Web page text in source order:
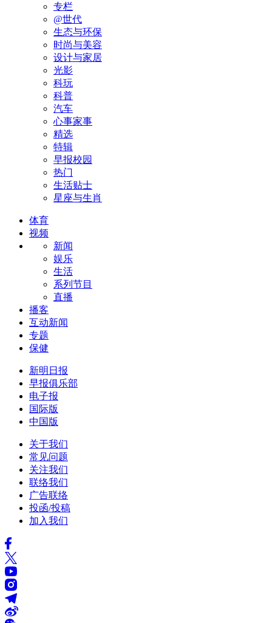
专栏
@世代
生态与环保
时尚与美容
设计与家居
光影
科玩
科普
汽车
心事家事
精选
特辑
早报校园
热门
生活贴士
星座与生肖
体育
视频
新闻
娱乐
生活
系列节目
直播
播客
互动新闻
专题
保健
新明日报
早报俱乐部
电子报
国际版
中国版
关于我们
常见问题
关注我们
联络我们
广告联络
投函/投稿
加入我们